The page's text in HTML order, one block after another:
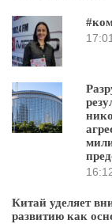
Китай уделяет
развитию как